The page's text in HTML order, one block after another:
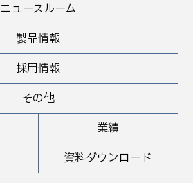
ニュースルーム
製品情報
業績
採用情報
資料ダウンロード
その他